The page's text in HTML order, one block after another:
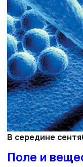
В середине
Поле и